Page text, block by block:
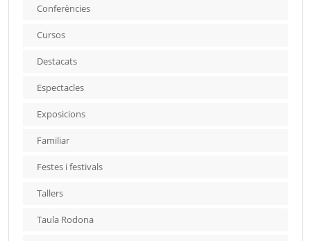
Conferències
Cursos
Destacats
Espectacles
Exposicions
Familiar
Festes i festivals
Tallers
Taula Rodona